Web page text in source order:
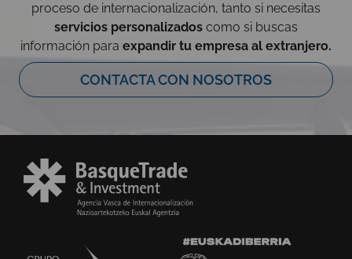
proceso de internacionalización, tanto si necesitas
servicios personalizados como si buscas
información para expandir tu empresa al extranjero.
CONTACTA CON NOSOTROS